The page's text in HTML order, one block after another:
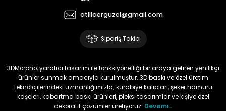
atillaerguzel@gmail.com
Sipariş Takibi
3DMorpho, yaratıcı tasarım ile fonksiyonelliği bir araya getiren yenilikçi
ürünler sunmak amacıyla kurulmuştur. 3D baskı ve özel üretim
teknolojilerindeki uzmanlığımızla; kurabiye kalıpları, şeker hamuru
kaşeleri, kabartma baskı ürünleri, pleksi tasarımlar ve kişiye özel
dekoratif çözümler üretiyoruz. Devamı..